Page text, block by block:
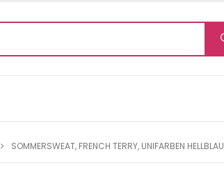
SOMMERSWEAT, FRENCH TERRY, UNIFARBEN HELLBLAU